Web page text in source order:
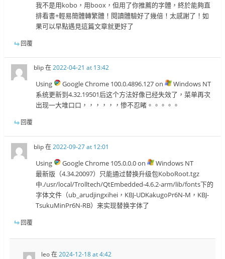
我不是用kobo，用boox，但用了你推薦的字體，終於能夠直
排看書+輕易簡體轉繁體！閱讀體驗好了幾倍！太感謝了！如
果可以早點遇見這篇文章就更好了
回覆
blip在2022-04-21 at 13:42
Using Google Chrome 100.0.4896.127 on
Windows NT
系统更新到4.32.19501后这个方法好像已经失效了，菜单再次
出现一大堆口口，，，，，，惨不忍睹。。。。。
回覆
blip在2022-09-27 at 12:01
Using Google Chrome 105.0.0.0 on
Windows NT
最新版（4.34.20097）只能通过替换升级包KoboRoot.tgz
中./usr/local/Trolltech/QtEmbedded-4.6.2-arm/lib/fonts下的
字体文件（ub_arudjingxihei，KBJ-UDKakugoPr6N-M，KBJ-
TsukuMinPr6N-RB）来实现替换字体了
回覆
leo在2024-12-18 at 4:42